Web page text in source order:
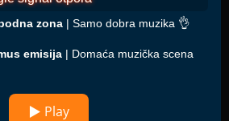
zona | Samo dobra muzika 👌
emisija | Domaća muzička scena
▶ Play